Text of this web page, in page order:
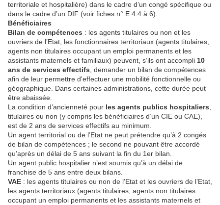
territoriale et hospitalière) dans le cadre d’un congé spécifique ou
dans le cadre d’un DIF (voir fiches n° E 4.4 à 6).
Bénéficiaires
Bilan de compétences : les agents titulaires ou non et les
ouvriers de l’Etat, les fonctionnaires territoriaux (agents titulaires,
agents non titulaires occupant un emploi permanents et les
assistants maternels et familiaux) peuvent, s’ils ont accompli 10
ans de services effectifs , demander un bilan de compétences
afin de leur permettre d'effectuer une mobilité fonctionnelle ou
géographique. Dans certaines administrations, cette durée peut
être abaissée.
La condition d’ancienneté pour les agents publics hospitaliers
titulaires ou non (y compris les bénéficiaires d’un CIE ou CAE),
est de 2 ans de services effectifs au minimum.
Un agent territorial ou de l’Etat ne peut prétendre qu’à 2 congés
de bilan de compétences ; le second ne pouvant être accordé
qu’après un délai de 5 ans suivant la fin du 1er bilan.
Un agent public hospitalier n’est soumis qu’à un délai de
franchise de 5 ans entre deux bilans.
VAE : les agents titulaires ou non de l’Etat et les ouvriers de l’Etat,
les agents territoriaux (agents titulaires, agents non titulaires
occupant un emploi permanents et les assistants maternels et